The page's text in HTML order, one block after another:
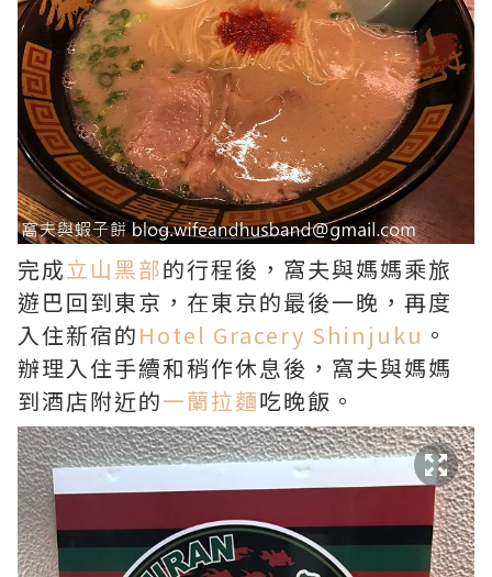
完成立山黑部的行程後，窩夫與媽媽乘旅
遊巴回到東京，在東京的最後一晚，再度
入住新宿的Hotel Gracery Shinjuku 。
辦理入住手續和稍作休息後，窩夫與媽媽
到酒店附近的一蘭拉麵吃晚飯。